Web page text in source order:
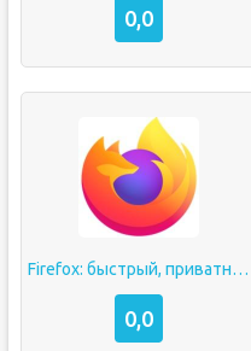
0,0
Firefox: быстрый, приватный и безопасный браузер
0,0